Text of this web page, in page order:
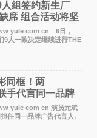
组签约新生厂
席 组合活动将坚
yule com cn 6日，
9人一致决定继续进行THE
经完成了组合团体活动
牌下进行活动准备。尚未
同框！两
手代言同一品牌
yule com cn 演员元斌
任同一品牌广告代言人。
元斌之后，RIIZE元彬最
平台A公司的共同广告代言